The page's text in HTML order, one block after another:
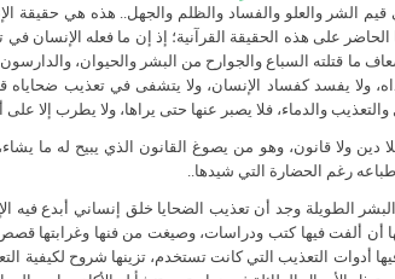
الشر والعلو والفساد والظلم والجهل.. هذه هي حقيقة
الحاضر على هذه الحقيقة القرآنية؛ إذ إن ما فعله الإنسان
ما قتلته السباع والجوارح من البشر والحيوان،
ولا يفسد كفساد الإنسان، ولا يتشفى في تعذيب ضحاياه
والدماء، فلا يصبر عنها حتى يراها، ولا يطرب إلا
دين ولا قانون، وهو من يصوغ القانون الذي يبيح له ما
طباعه رغم الحضارة التي شيدها..
الطويلة وجد أن تعذيب الضحايا خلق إنساني أبدع فيه
أن ألفت فيها كتب ودراسات، وصيغت من فنها وغرابتها
أدوات التعذيب التي كانت تستخدم، تزينها شروح لكيفية